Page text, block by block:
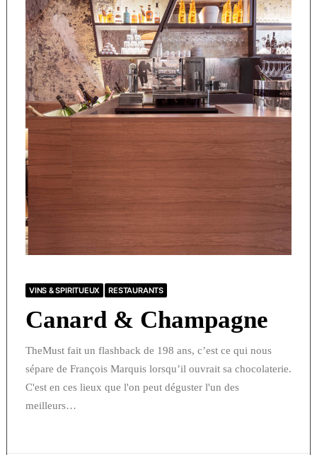
VINS & SPIRITUEUX RESTAURANTS
Canard & Champagne
TheMust fait un flashback de 198 ans, c’est ce qui nous
sépare de François Marquis lorsqu’il ouvrait sa chocolaterie.
C'est en ces lieux que l'on peut déguster l'un des
meilleurs…